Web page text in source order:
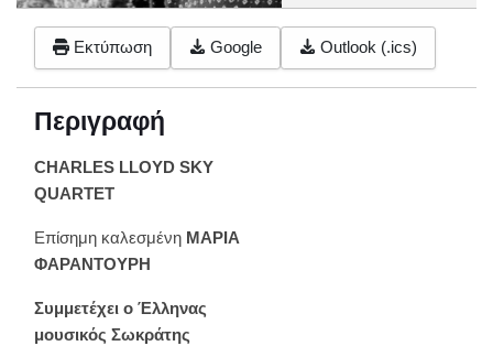
Εκτύπωση Google Outlook (.ics)
Περιγραφή
CHARLES LLOYD SKY
QUARTET
Επίσημη καλεσμένη ΜΑΡΙΑ
ΦΑΡΑΝΤΟΥΡΗ
Συμμετέχει ο Έλληνας
μουσικός Σωκράτης